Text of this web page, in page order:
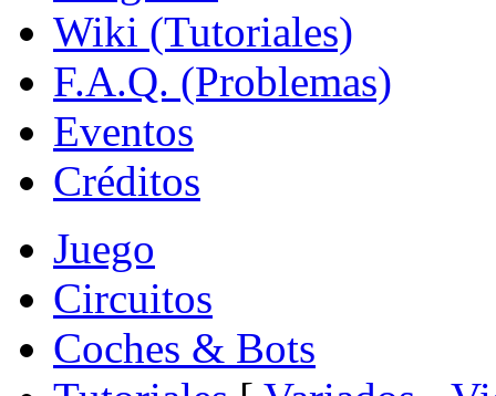
Wiki (Tutoriales)
F.A.Q. (Problemas)
Eventos
Créditos
Juego
Circuitos
Coches & Bots